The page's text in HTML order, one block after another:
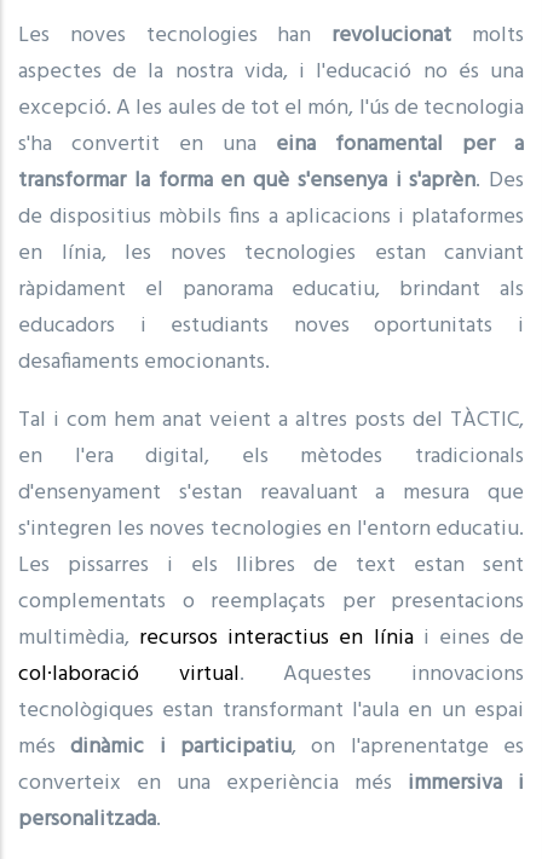
Les noves tecnologies han revolucionat molts
aspectes de la nostra vida, i l'educació no és una
excepció. A les aules de tot el món, l'ús de tecnologia
s'ha convertit en una eina fonamental per a
transformar la forma en què s'ensenya i s'aprèn. Des
de dispositius mòbils fins a aplicacions i plataformes
en línia, les noves tecnologies estan canviant
ràpidament el panorama educatiu, brindant als
educadors i estudiants noves oportunitats i
desafiaments emocionants.
Tal i com hem anat veient a altres posts del TÀCTIC,
en l'era digital, els mètodes tradicionals
d'ensenyament s'estan reavaluant a mesura que
s'integren les noves tecnologies en l'entorn educatiu.
Les pissarres i els llibres de text estan sent
complementats o reemplaçats per presentacions
multimèdia, recursos interactius en líniai eines de
col·laboració virtual. Aquestes innovacions
tecnològiques estan transformant l'aula en un espai
mésdinàmic i participatiu, on l'aprenentatge es
converteix en una experiència més immersiva i
personalitzada.